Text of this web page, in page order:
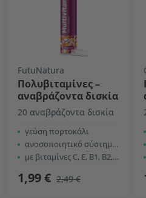
FutuNatura
Πολυβιταμίνες –
αναβράζοντα δισκία
20 αναβράζοντα δισκία
γεύση πορτοκάλι
ανοσοποιητικό σύστημα και ενέργεια
με βιταμίνες C, E, B1, B2, B3, B5, B6 και B12
1,99 € 2,49 €